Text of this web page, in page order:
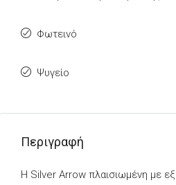
Φωτεινό
Ψυγείο
Περιγραφή
Η Silver Arrow πλαισιωμένη με